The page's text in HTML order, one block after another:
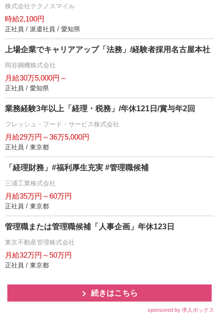
株式会社テクノスマイル
時給2,100円
正社員 / 派遣社員 / 愛知県
上場企業でキャリアアップ「法務」/経験者採用名古屋本社
岡谷鋼機株式会社
月給30万5,000円～
正社員 / 愛知県
業務経験3年以上「経理・税務」/年休121日/賞与年2回
フレッシュ・フード・サービス株式会社
月給29万円～36万5,000円
正社員 / 東京都
「経理財務」#福利厚生充実 #管理職候補
三浦工業株式会社
月給35万円～60万円
正社員 / 東京都
管理職または管理職候補「人事企画」年休123日
東京不動産管理株式会社
月給32万円～50万円
正社員 / 東京都
続きはこちら
sponsored by 求人ボックス